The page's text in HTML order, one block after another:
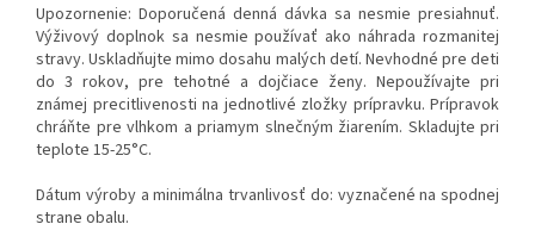
Upozornenie: Doporučená denná dávka sa nesmie presiahnuť.
Výživový doplnok sa nesmie používať ako náhrada rozmanitej
stravy. Uskladňujte mimo dosahu malých detí. Nevhodné pre deti
do 3 rokov, pre tehotné a dojčiace ženy. Nepoužívajte pri
známej precitlivenosti na jednotlivé zložky prípravku. Prípravok
chráňte pre vlhkom a priamym slnečným žiarením. Skladujte pri
teplote 15-25°C.
Dátum výroby a minimálna trvanlivosť do: vyznačené na spodnej
strane obalu.